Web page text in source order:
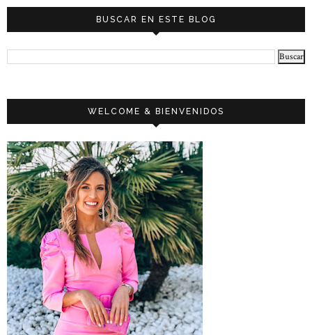
BUSCAR EN ESTE BLOG
WELCOME & BIENVENIDOS